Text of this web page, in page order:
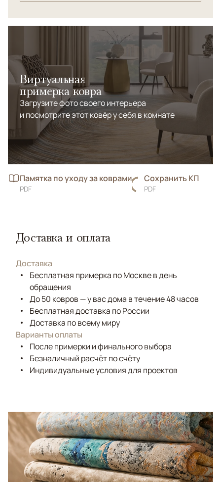
Виртуальная
примерка ковра
Загрузите фото своего интерьера
и посмотрите этот ковёр у себя в комнате
Памятка по уходу за коврами
PDF
Сохранить КП
PDF
Доставка и оплата
Доставка
Бесплатная примерка по Москве в день
обращения
До 50 ковров — у вас дома в течение 48 часов
Бесплатная доставка по России
Доставка по всему миру
Варианты оплаты
После примерки и финального выбора
Безналичный расчёт по счёту
Индивидуальные условия для проектов